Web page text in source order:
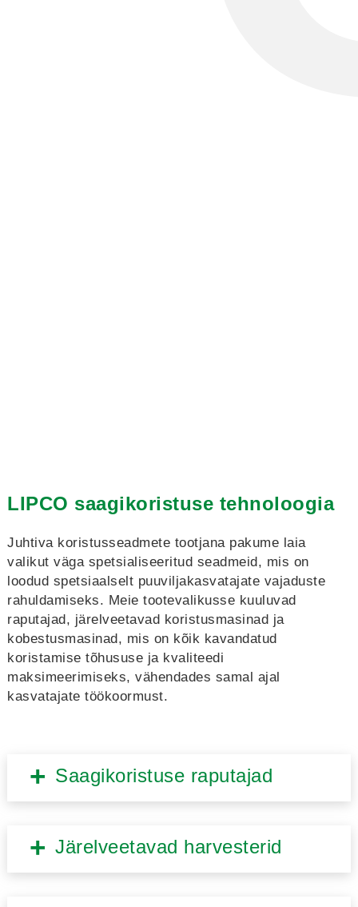
LIPCO saagikoristuse tehnoloogia
Juhtiva koristusseadmete tootjana pakume laia
valikut väga spetsialiseeritud seadmeid, mis on
loodud spetsiaalselt puuviljakasvatajate vajaduste
rahuldamiseks. Meie tootevalikusse kuuluvad
raputajad, järelveetavad koristusmasinad ja
kobestusmasinad, mis on kõik kavandatud
koristamise tõhususe ja kvaliteedi
maksimeerimiseks, vähendades samal ajal
kasvatajate töökoormust.
Saagikoristuse raputajad
Järelveetavad harvesterid